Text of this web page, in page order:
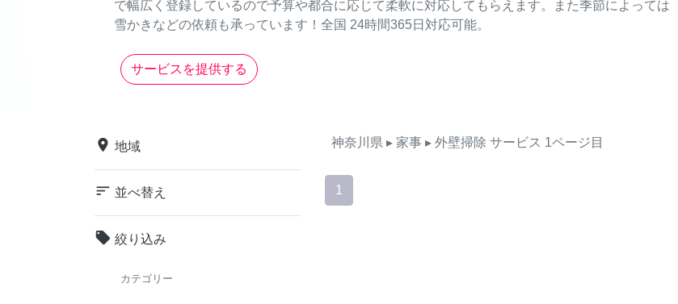
で幅広く登録しているので予算や都合に応じて柔軟に対応してもらえます。また季節によっては
雪かきなどの依頼も承っています！全国 24時間365日対応可能。
サービスを提供する
place 地域
sort 並べ替え
local_offer 絞り込み
カテゴリー
神奈川県 ▸ 家事 ▸ 外壁掃除 サービス 1ページ目
1